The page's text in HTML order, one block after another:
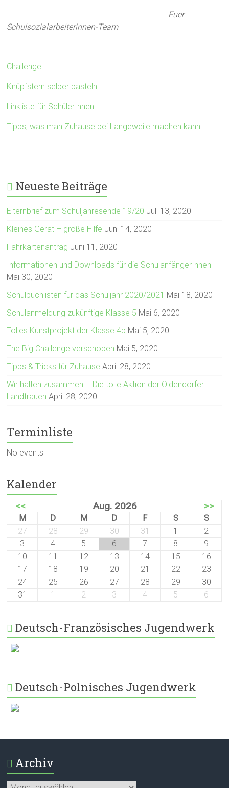
Euer
Schulsozialarbeiterinnen-Team
Challenge
Knüpfstern selber basteln
Linkliste für SchülerInnen
Tipps, was man Zuhause bei Langeweile machen kann
Neueste Beiträge
Elternbrief zum Schuljahresende 19/20 Juli 13, 2020
Kleines Gerät – große Hilfe Juni 14, 2020
Fahrkartenantrag Juni 11, 2020
Informationen und Downloads für die SchulanfängerInnen
Mai 30, 2020
Schulbuchlisten für das Schuljahr 2020/2021 Mai 18, 2020
Schulanmeldung zukünftige Klasse 5 Mai 6, 2020
Tolles Kunstprojekt der Klasse 4b Mai 5, 2020
The Big Challenge verschoben Mai 5, 2020
Tipps & Tricks für Zuhause April 28, 2020
Wir halten zusammen – Die tolle Aktion der Oldendorfer
Landfrauen April 28, 2020
Terminliste
No events
Kalender
<< Aug. 2026 >>
M D M D F S
S
27
28 29 30 31 1
2
3
4 5 6 7 8
9
10
11 12 13 14 15
16
17
18 19 20 21 22
23
24
25 26 27 28 29
30
31
1 2 3 4 5 6
Deutsch-Französisches Jugendwerk
Deutsch-Polnisches Jugendwerk
Archiv
Archiv